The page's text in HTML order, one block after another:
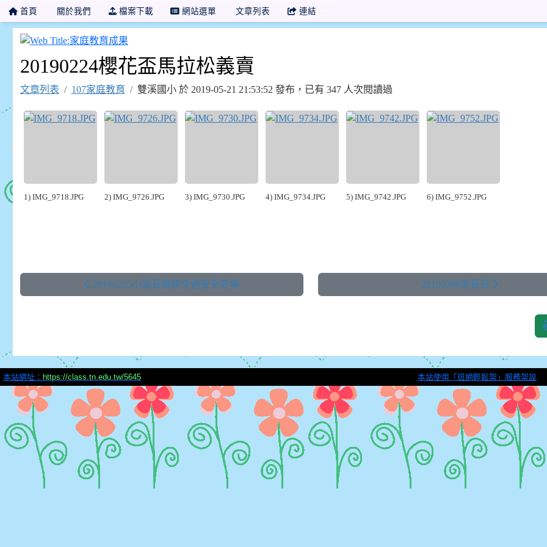
首頁 關於我們 檔案下載 網站選單 文章列表 連結
家庭教育成果
20190224櫻花盃馬拉松義賣
文章列表 107家庭教育 雙溪國小 於 2019-05-21 21:53:52 發布，已有 347 人次閱讀過
1) IMG_9718.JPG 2) IMG_9726.JPG 3) IMG_9730.JPG 4) IMG_9734.JPG 5) IMG_9742.JPG 6) IMG_9752.JPG
20190225小區長團隊交通安全宣導 20190308家長日
本站網址： https://class.tn.edu.tw/5645 本站使用「班網輕鬆架」服務架設